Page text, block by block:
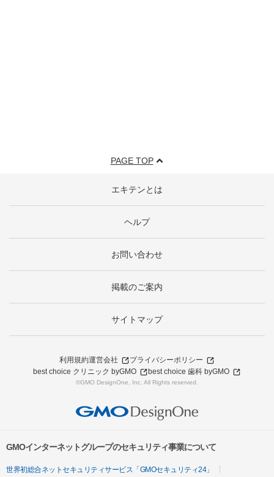
PAGE TOP
エキテンとは
ヘルプ
お問い合わせ
掲載のご案内
サイトマップ
利用規約運営会社
プライバシーポリシー
best choice クリニック byGMO
best choice 歯科 byGMO
©GMO DesignOne, Inc. All Rights reserved.
GMOインターネットグループのセキュリティ事業について
世界初総合ネットセキュリティサービス「GMOセキュリティ24」